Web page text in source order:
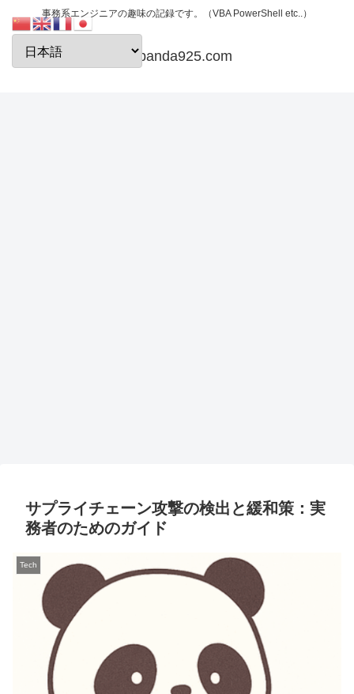
事務系エンジニアの趣味の記録です。（VBA PowerShell etc..）
papanda925.com
サプライチェーン攻撃の検出と緩和策：実
務者のためのガイド
Tech